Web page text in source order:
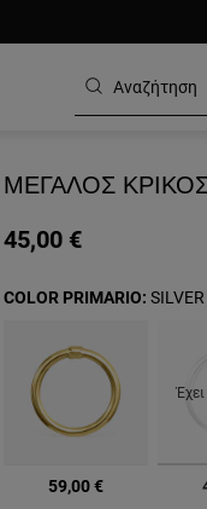
ΜΕΓΆΛΟΣ
45,00 €
59,00 €
COLOR PRIMARIO: SILVER